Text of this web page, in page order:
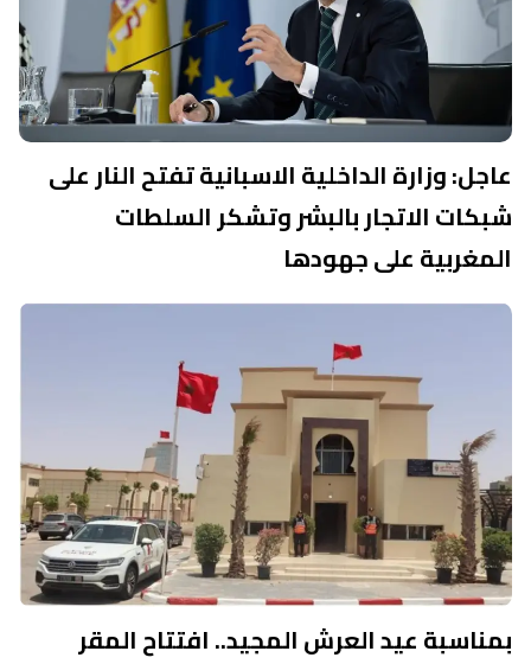
عاجل: وزارة الداخلية الاسبانية تفتح النار على
شبكات الاتجار بالبشر وتشكر السلطات
المغربية على جهودها
بمناسبة عيد العرش المجيد.. افتتاح المقر